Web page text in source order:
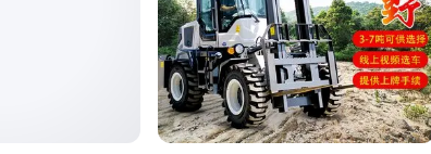
要考虑潮湿环境对电气元件的腐蚀影响。
殊需求意味着：矿用场景选型必须优先验证设备的安全
工况适配性，而非仅看基础参数。
何根据工作场景选择电动轨道牵引车？